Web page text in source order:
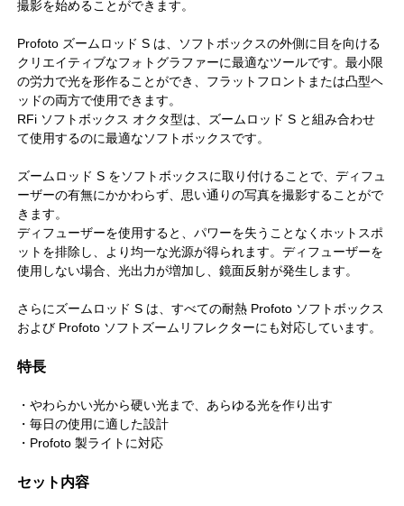
撮影を始めることができます。
Profoto ズームロッド S は、ソフトボックスの外側に目を向ける
クリエイティブなフォトグラファーに最適なツールです。最小限
の労力で光を形作ることができ、フラットフロントまたは凸型ヘ
ッドの両方で使用できます。
RFi ソフトボックス オクタ型は、ズームロッド S と組み合わせ
て使用するのに最適なソフトボックスです。
ズームロッド S をソフトボックスに取り付けることで、ディフュ
ーザーの有無にかかわらず、思い通りの写真を撮影することがで
きます。
ディフューザーを使用すると、パワーを失うことなくホットスポ
ットを排除し、より均一な光源が得られます。ディフューザーを
使用しない場合、光出力が増加し、鏡面反射が発生します。
さらにズームロッド S は、すべての耐熱 Profoto ソフトボックス
および Profoto ソフトズームリフレクターにも対応しています。
特長
・やわらかい光から硬い光まで、あらゆる光を作り出す
・毎日の使用に適した設計
・Profoto 製ライトに対応
セット内容